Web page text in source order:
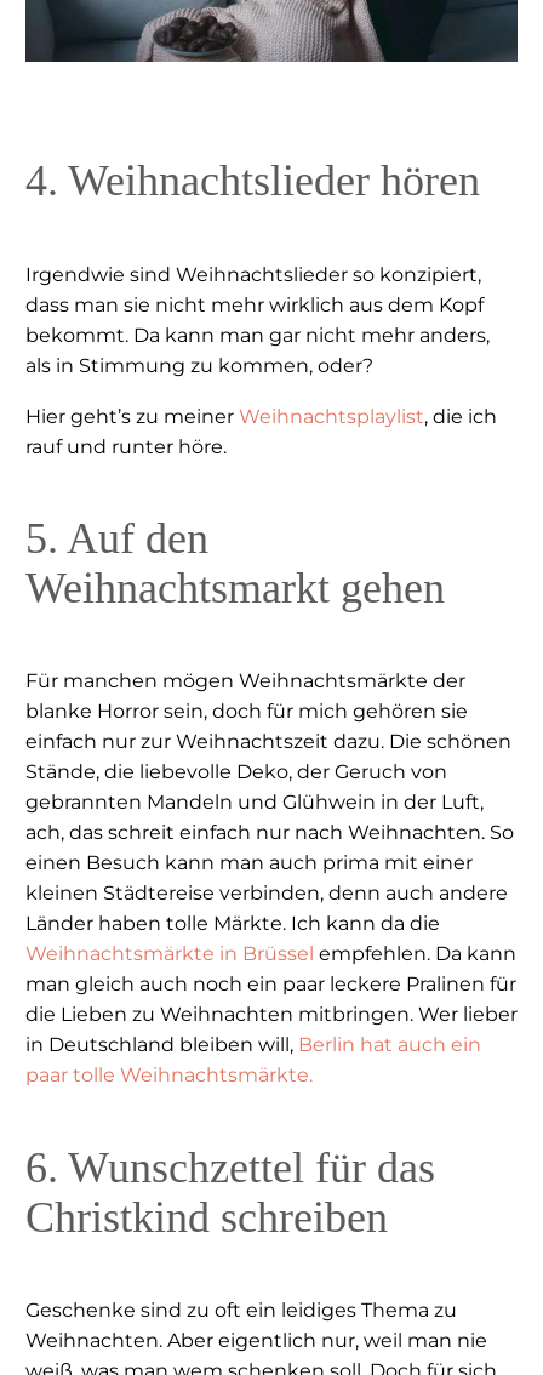
4. Weihnachtslieder hören
Irgendwie sind Weihnachtslieder so konzipiert,
dass man sie nicht mehr wirklich aus dem Kopf
bekommt. Da kann man gar nicht mehr anders,
als in Stimmung zu kommen, oder?
Hier geht’s zu meiner Weihnachtsplaylist, die ich
rauf und runter höre.
5. Auf den
Weihnachtsmarkt gehen
Für manchen mögen Weihnachtsmärkte der
blanke Horror sein, doch für mich gehören sie
einfach nur zur Weihnachtszeit dazu. Die schönen
Stände, die liebevolle Deko, der Geruch von
gebrannten Mandeln und Glühwein in der Luft,
ach, das schreit einfach nur nach Weihnachten. So
einen Besuch kann man auch prima mit einer
kleinen Städtereise verbinden, denn auch andere
Länder haben tolle Märkte. Ich kann da die
Weihnachtsmärkte in Brüssel empfehlen. Da kann
man gleich auch noch ein paar leckere Pralinen für
die Lieben zu Weihnachten mitbringen. Wer lieber
in Deutschland bleiben will, Berlin hat auch ein
paar tolle Weihnachtsmärkte.
6. Wunschzettel für das
Christkind schreiben
Geschenke sind zu oft ein leidiges Thema zu
Weihnachten. Aber eigentlich nur, weil man nie